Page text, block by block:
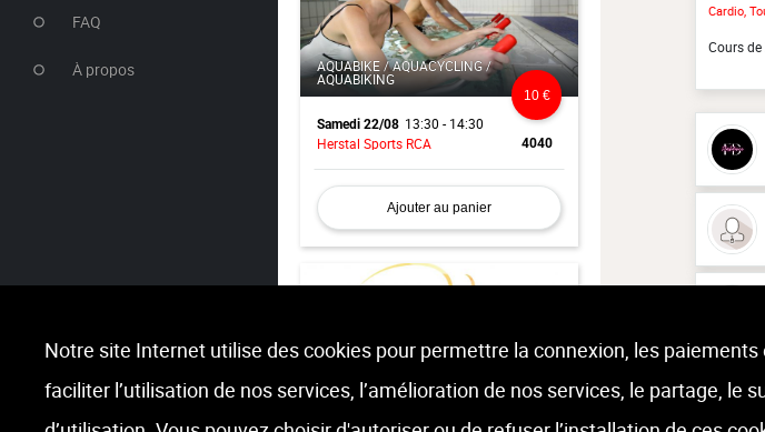
FAQ
À propos AQUABIKE / AQUACYCLING /
AQUABIKING
Samedi 22/08 13:30 - 14:30
Herstal Sports RCA
4040
10 €
Ajouter au panier
12 €
Cardio,
Cours
Notre site Internet utilise des cookies pour permettre la connexion, les
faciliter l’utilisation de nos services, l’amélioration de nos services, le partage, le